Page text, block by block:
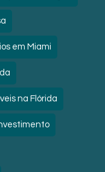
em Miami
na Flórida